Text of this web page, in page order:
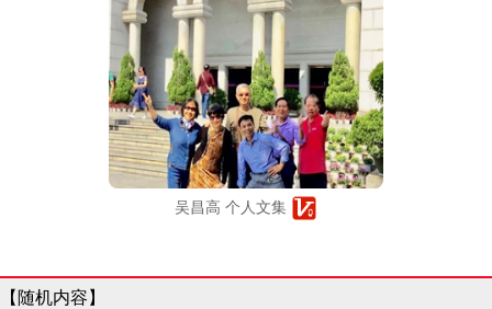
吴昌高 个人文集
【随机内容】